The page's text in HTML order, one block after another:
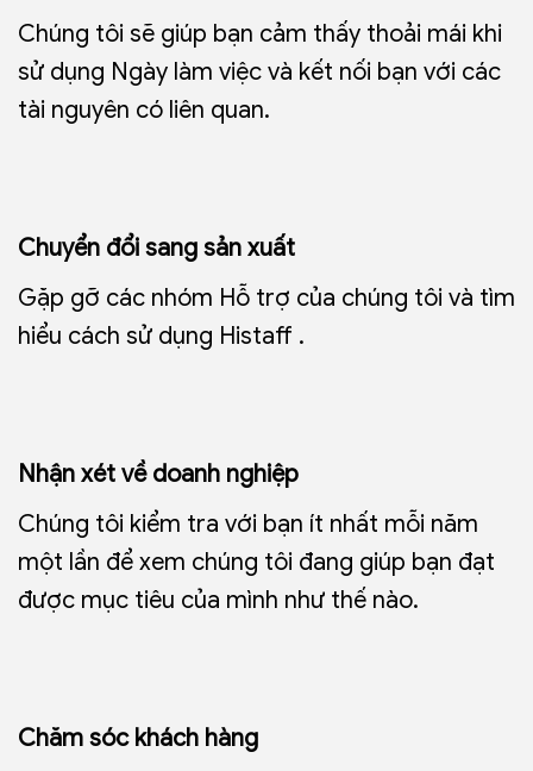
Chúng tôi sẽ giúp bạn cảm thấy thoải mái khi
sử dụng Ngày làm việc và kết nối bạn với các
tài nguyên có liên quan.
Chuyển đổi sang sản xuất
Gặp gỡ các nhóm Hỗ trợ của chúng tôi và tìm
hiểu cách sử dụng Histaff .
Nhận xét về doanh nghiệp
Chúng tôi kiểm tra với bạn ít nhất mỗi năm
một lần để xem chúng tôi đang giúp bạn đạt
được mục tiêu của mình như thế nào.
Chăm sóc khách hàng